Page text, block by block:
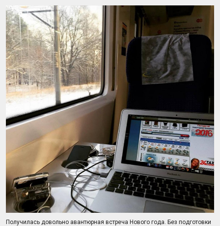
Получилась довольно авантюрная встреча Нового года. Без подготовки